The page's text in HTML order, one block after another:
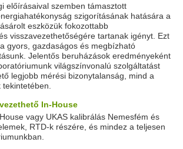
előírásaival szemben támasztott
szigorításának hatására a
eszközük fokozottabb
visszavezethetőségére tartanak igényt. Ezt
gyors, gazdaságos és megbízható
Jelentős beruházások eredményeként
világszínvonalú szolgáltatást
legjobb mérési bizonytalanság, mind a
In-House
vagy UKAS kalibrálás Nemesfém és
RTD-k részére, és mindez a teljesen